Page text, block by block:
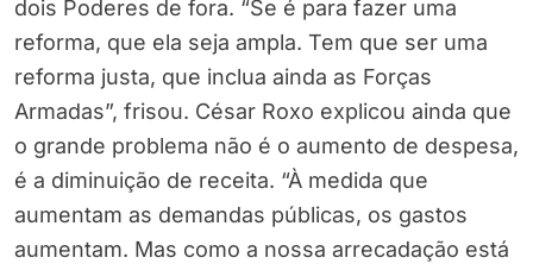
dois Poderes de fora. “Se é para fazer uma
reforma, que ela seja ampla. Tem que ser uma
reforma justa, que inclua ainda as Forças
Armadas”, frisou. César Roxo explicou ainda que
o grande problema não é o aumento de despesa,
é a diminuição de receita. “À medida que
aumentam as demandas públicas, os gastos
aumentam. Mas como a nossa arrecadação está